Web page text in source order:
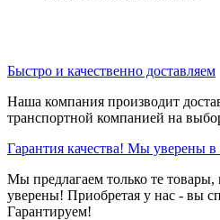
Быстро и качественно доставляем
Наша компания производит
транспортной компанией на
Гарантия качества! Мы уверены
Мы предлагаем только те товары,
уверены! Приобретая у нас - вы
Гарантируем!